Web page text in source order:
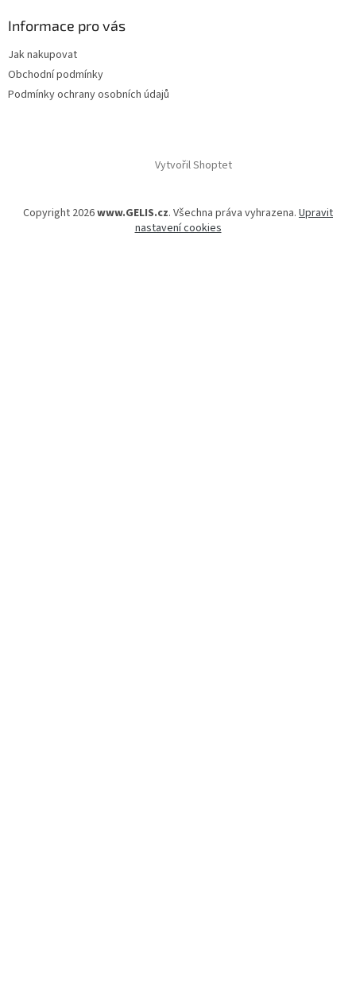
Informace pro vás
Jak nakupovat
Obchodní podmínky
Podmínky ochrany osobních údajů
Vytvořil Shoptet
Copyright 2026www.GELIS.cz. Všechna práva vyhrazena. Upravit
nastavení cookies